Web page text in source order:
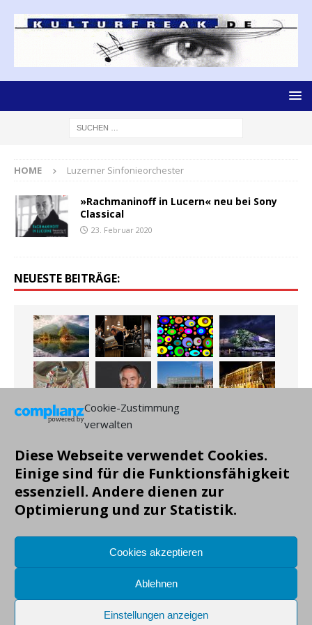
Cookie-Zustimmung
verwalten
Diese Webseite verwendet Cookies.
Einige sind für die Funktionsfähigkeit
essenziell. Andere dienen zur
Optimierung und zur Statistik.
Cookies akzeptieren
Ablehnen
Einstellungen anzeigen
HOME Luzerner Sinfonieorchester
»Rachmaninoff in Lucern« neu bei Sony
Classical
23. Februar 2020
NEUESTE BEITRÄGE: